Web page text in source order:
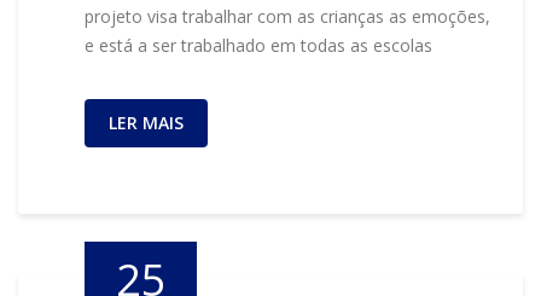
projeto visa trabalhar com as crianças as emoções,
e está a ser trabalhado em todas as escolas
LER MAIS
25